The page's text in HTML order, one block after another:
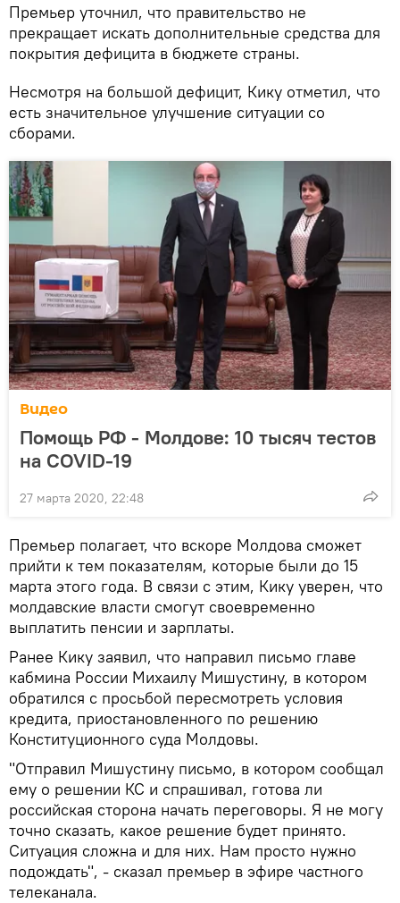
Премьер уточнил, что правительство не
прекращает искать дополнительные средства для
покрытия дефицита в бюджете страны.
Несмотря на большой дефицит, Кику отметил, что
есть значительное улучшение ситуации со
сборами.
Видео
Помощь РФ - Молдове: 10 тысяч тестов
на COVID-19
27 марта 2020, 22:48
Премьер полагает, что вскоре Молдова сможет
прийти к тем показателям, которые были до 15
марта этого года. В связи с этим, Кику уверен, что
молдавские власти смогут своевременно
выплатить пенсии и зарплаты.
Ранее Кику заявил, что направил письмо главе
кабмина России Михаилу Мишустину, в котором
обратился с просьбой пересмотреть условия
кредита, приостановленного по решению
Конституционного суда Молдовы.
"Отправил Мишустину письмо, в котором сообщал
ему о решении КС и спрашивал, готова ли
российская сторона начать переговоры. Я не могу
точно сказать, какое решение будет принято.
Ситуация сложна и для них. Нам просто нужно
подождать", - сказал премьер в эфире частного
телеканала.